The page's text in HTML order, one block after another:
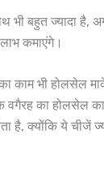
भी बहुत ज्यादा है,
कमाएंगे।
काम भी होलसेल
का होलसेल
है, क्योंकि ये चीजें